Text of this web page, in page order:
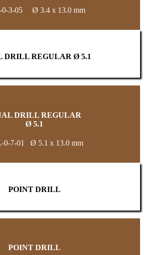
0-3-05 Ø 3.4 x 13.0 mm
DRILL REGULAR Ø 5.1
DRILL REGULAR
Ø 5.1
0-7-01 Ø 5.1 x 13.0 mm
POINT DRILL
POINT DRILL